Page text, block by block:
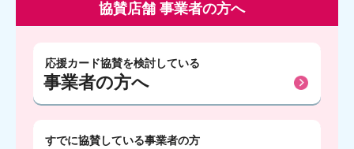
協賛店舗 事業者の方へ
応援カード協賛を検討している
事業者の方へ
すでに協賛している事業者の方